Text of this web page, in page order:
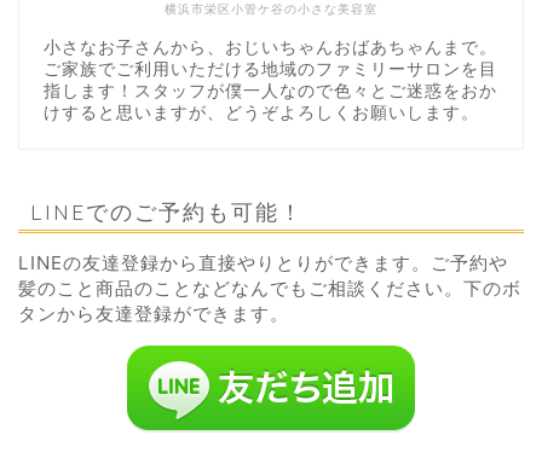
横浜市栄区小管ケ谷の小さな美容室
小さなお子さんから、おじいちゃんおばあちゃんまで。
ご家族でご利用いただける地域のファミリーサロンを目
指します！スタッフが僕一人なので色々とご迷惑をおか
けすると思いますが、どうぞよろしくお願いします。
LINEでのご予約も可能！
LINEの友達登録から直接やりとりができます。ご予約や
髪のこと商品のことなどなんでもご相談ください。下のボ
タンから友達登録ができます。